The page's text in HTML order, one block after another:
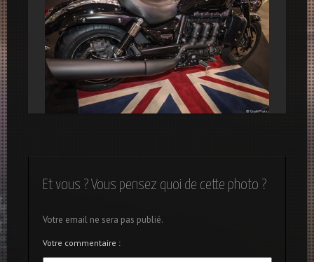
Et vous ? Vous pensez quoi de cette photo ?
Votre email ne sera pas publié.
Votre commentaire :